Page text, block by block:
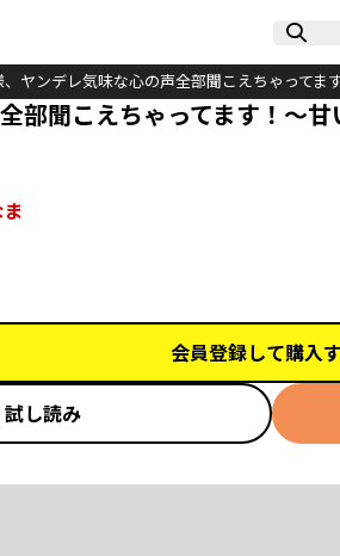
ヤンデレ気味な心の声全部聞こえちゃってま
部聞こえちゃってます！～
会員登録して購入
試し読み